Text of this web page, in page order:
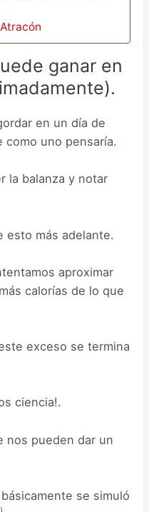
ganar en
en un día de
como uno pensaría.
la balanza y notar
esto más adelante.
aproximar
calorías de lo que
exceso se termina
ciencia!.
nos pueden dar un
se simuló